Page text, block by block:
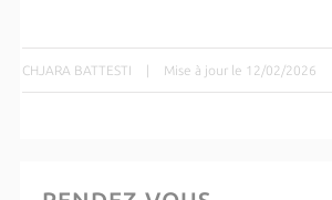
CHJARA BATTESTI | Mise à jour le 12/02/2026